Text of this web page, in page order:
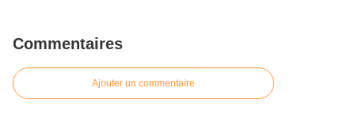
Commentaires
Ajouter un commentaire